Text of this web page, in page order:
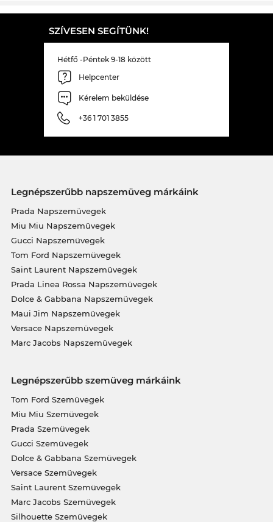
SZÍVESEN SEGÍTÜNK!
Hétfő -Péntek 9-18 között
Helpcenter
Kérelem beküldése
+36 1 701 3855
Legnépszerűbb napszemüveg márkáink
Prada Napszemüvegek
Miu Miu Napszemüvegek
Gucci Napszemüvegek
Tom Ford Napszemüvegek
Saint Laurent Napszemüvegek
Prada Linea Rossa Napszemüvegek
Dolce & Gabbana Napszemüvegek
Maui Jim Napszemüvegek
Versace Napszemüvegek
Marc Jacobs Napszemüvegek
Legnépszerűbb szemüveg márkáink
Tom Ford Szemüvegek
Miu Miu Szemüvegek
Prada Szemüvegek
Gucci Szemüvegek
Dolce & Gabbana Szemüvegek
Versace Szemüvegek
Saint Laurent Szemüvegek
Marc Jacobs Szemüvegek
Silhouette Szemüvegek